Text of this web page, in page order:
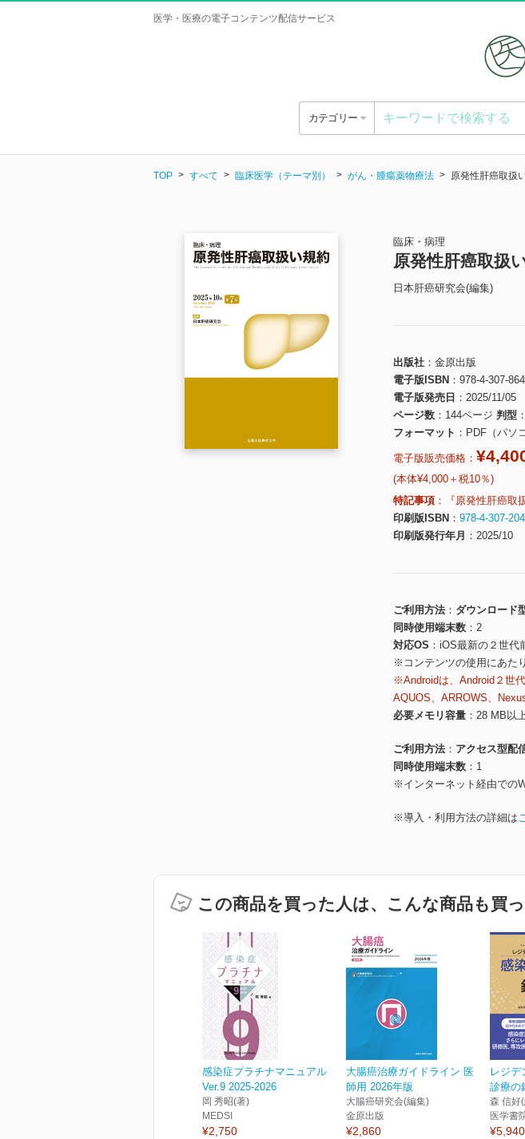
医学・医療の電子コンテンツ配信サービス
カテゴリー
TOP すべて 臨床医学（テーマ別） がん・腫瘍薬物療法 原発性肝癌取扱
臨床・病理
原発性肝癌取扱
日本肝癌研究会(編集)
出版社
金原出版
電子版ISBN
978-4-307-
電子版発売日
2025/11/05
ページ数
144ページ 判型
フォーマット
PDF（パソ
電子版販売価格：
(本体¥4,000＋税10％)
特記事項
『原発性肝癌取
印刷版ISBN
978-4-307-
印刷版発行年月
2025/10
ご利用方法
ダウンロード
同時使用端末数
2
対応OS
iOS最新の２世代
※コンテンツの使用にあた
※Androidは、Android２世
AQUOS、ARROWS、
必要メモリ容量
28 MB以
ご利用方法
アクセス型配
同時使用端末数
1
※インターネット経由での
※導入・利用方法の詳細は
この商品を買った人は、こんな商品も買っ
感染症プラチナマニュアル
Ver.9 2025-2026
岡 秀昭(著)
MEDSI
¥2,750
大腸癌治療ガイドライン 医
師用 2026年版
大腸癌研究会(編集)
金原出版
¥2,860
レジデ
診療の
森 信好
医学書
¥5,940